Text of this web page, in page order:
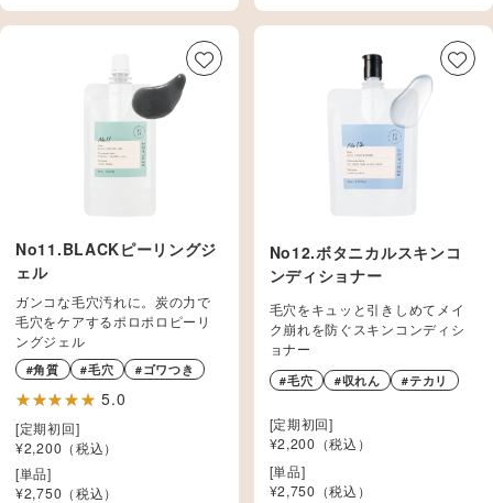
No11.BLACKピーリングジ
ェル
ガンコな毛穴汚れに。炭の力で
毛穴をケアするポロポロピーリ
ングジェル
#角質 #毛穴 #ゴワつき
5.0
[定期初回]
¥2,200（税込）
[単品]
¥2,750 （税込）
No12.ボタニカルスキンコ
ンディショナー
毛穴をキュッと引きしめてメイ
ク崩れを防ぐスキンコンディシ
ョナー
#毛穴 #収れん #テカリ
[定期初回]
¥2,200（税込）
[単品]
¥2,750 （税込）